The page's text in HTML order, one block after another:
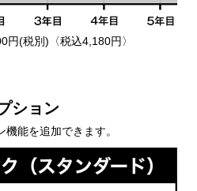
円(税別)〈税込4,180円〉
ション
能を追加できます。